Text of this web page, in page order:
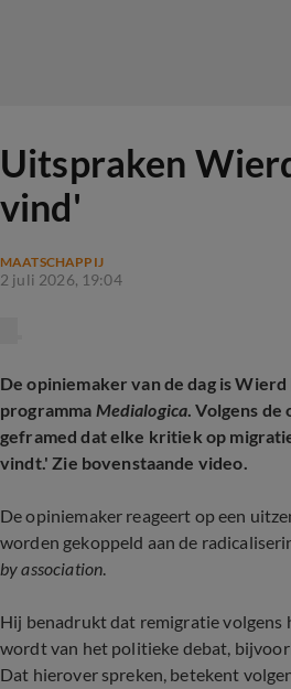
Uitspraken
vind'
MAATSCHAPPIJ
2 juli 2026, 19:04
De opiniemaker van de dag is
programma Medialogica. Volgens
geframed dat elke kritiek op
vindt.' Zie bovenstaande video.
De opiniemaker reageert op een
worden gekoppeld aan de
by association.
Hij benadrukt dat remigratie volgens
wordt van het politieke debat,
Dat hierover spreken, betekent